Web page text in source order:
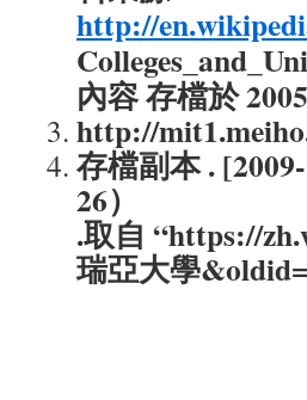
http://
內容 存檔於
http://
存檔副本 .
26）
.取自 “https://
瑞亞大學